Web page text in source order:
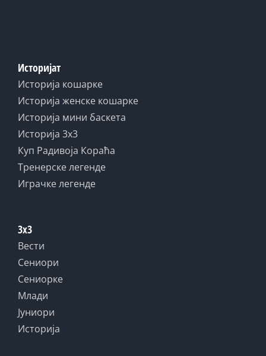
Историјат
Историја кошарке
Историја женске кошарке
Историја мини баскета
Историја 3x3
Куп Радивоја Кораћа
Тренерске легенде
Играчке легенде
3x3
Вести
Сениори
Сениорке
Млади
Јуниори
Историја